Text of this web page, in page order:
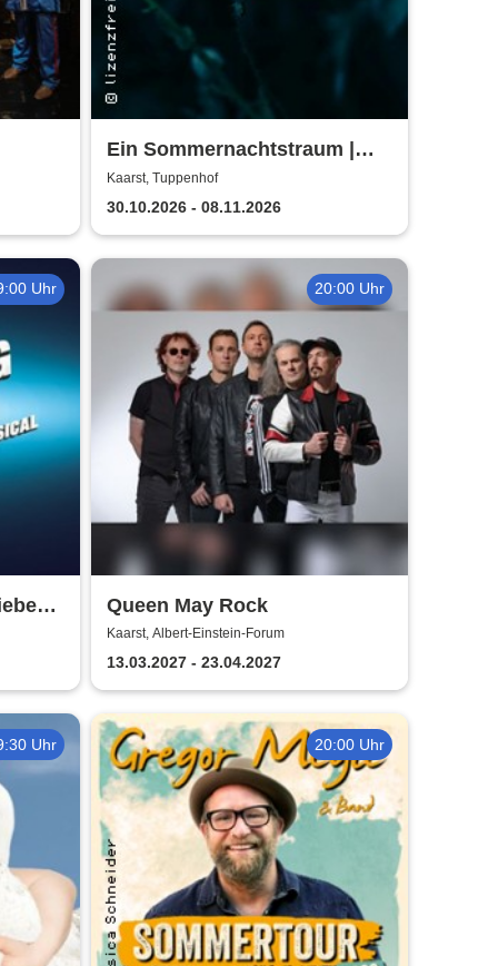
Ein Sommernachtstraum |
Theaterverein Kaarst
Kaarst, Tuppenhof
30.10.2026 - 08.11.2026
Uhr 20:00 Uhr
Queen May Rock
Kaarst, Albert-Einstein-Forum
13.03.2027 - 23.04.2027
Uhr 20:00 Uhr